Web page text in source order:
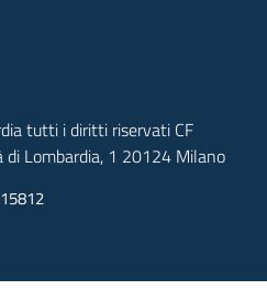
tutti i diritti riservati CF
Lombardia, 1 20124 Milano